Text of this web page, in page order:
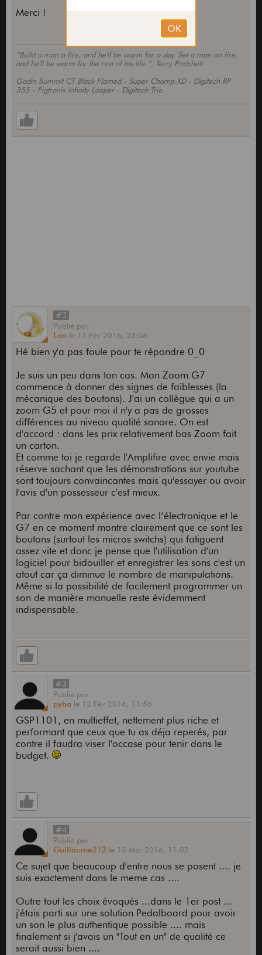
Merci !
“Build a man a fire, and he'll be warm for a day. Set a man on fire,
and he'll be warm for the rest of his life.”, Terry Pratchett
Godin Summit CT Black Flamed - Super Champ XD - Digitech RP
355 - Pigtronix Infinity Looper - Digitech Trio
#2
Publié par
Lao le 11 Fév 2016, 23:06
Hé bien y'a pas foule pour te répondre 0_0
Je suis un peu dans ton cas. Mon Zoom G7
commence à donner des signes de faiblesses (la
mécanique des boutons). J'ai un collègue qui a un
zoom G5 et pour moi il n'y a pas de grosses
différences au niveau qualité sonore. On est
d'accord : dans les prix relativement bas Zoom fait
un carton.
Et comme toi je regarde l'Amplifire avec envie mais
réserve sachant que les démonstrations sur youtube
sont toujours convaincantes mais qu'essayer ou avoir
l'avis d'un possesseur c'est mieux.
Par contre mon expérience avec l’électronique et le
G7 en ce moment montre clairement que ce sont les
boutons (surtout les micros switchs) qui fatiguent
assez vite et donc je pense que l'utilisation d'un
logiciel pour bidouiller et enregistrer les sons c'est un
atout car ça diminue le nombre de manipulations.
Même si la possibilité de facilement programmer un
son de manière manuelle reste évidemment
indispensable.
#3
Publié par
pyba le 12 Fév 2016, 11:56
GSP1101, en multieffet, nettement plus riche et
performant que ceux que tu as déja reperés, par
contre il faudra viser l'occase pour tenir dans le
budget.
#4
Publié par
Guillaume212 le 15 Mar 2016, 11:02
Ce sujet que beaucoup d'entre nous se posent .... je
suis exactement dans le meme cas ....
Outre tout les choix évoqués ...dans le 1er post ...
j'étais parti sur une solution Pedalboard pour avoir
un son le plus authentique possible .... mais
finalement si j'avais un "Tout en un" de qualité ce
serait aussi bien ....